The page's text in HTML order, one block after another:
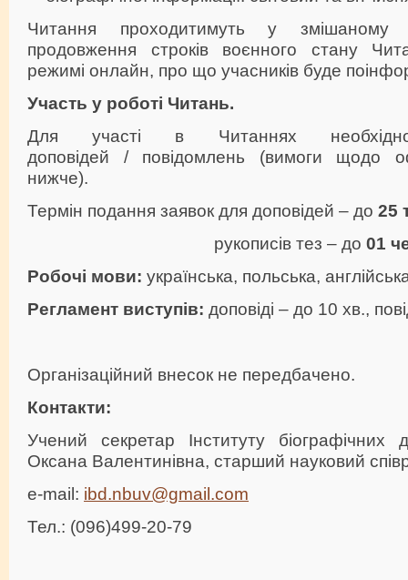
Читання проходитимуть у
продовження строків воєнного стану
режимі онлайн, про що учасників буде
Участь у роботі Читань.
Для участі в Читаннях
доповідей / повідомлень (вимоги щодо
нижче).
Термін подання заявок для доповідей – до 25
рукописів тез – до 01
Робочі мови: українська, польська,
Регламент виступів: доповіді – до 10 хв.,
Організаційний внесок не передбачено.
Контакти:
Учений секретар Інституту біографічних
Оксана Валентинівна, старший науковий
e-mail: ibd.nbuv@gmail.com
Тел.: (096)499-20-79